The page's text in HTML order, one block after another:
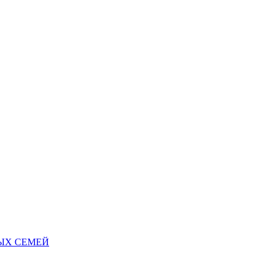
СЕМЕЙ